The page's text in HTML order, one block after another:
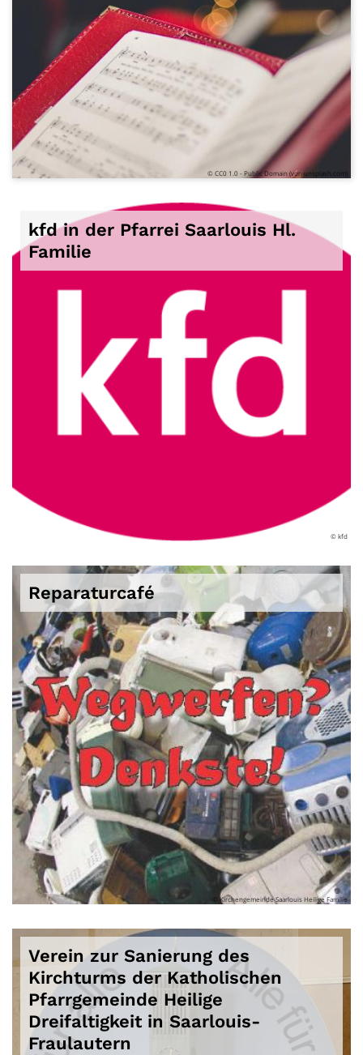
© CC0 1.0 - Public Domain (von unsplash.com)
kfd in der Pfarrei Saarlouis Hl.
Familie
© kfd
Reparaturcafé
© Kirchengemeinde Saarlouis Heilige Familie
Verein zur Sanierung des
Kirchturms der Katholischen
Pfarrgemeinde Heilige
Dreifaltigkeit in Saarlouis-
Fraulautern